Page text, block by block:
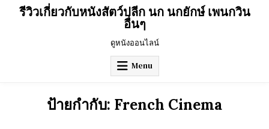
รีวิวเกี่ยวกับหนังสัตว์ปลีก นก นกยักษ์ เพนกวิน
อื่นๆ
ดูหนังออนไลน์
Menu
ป้ายกำกับ: French Cinema